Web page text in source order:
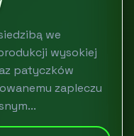
we
wysokiej
patyczków
zapleczu